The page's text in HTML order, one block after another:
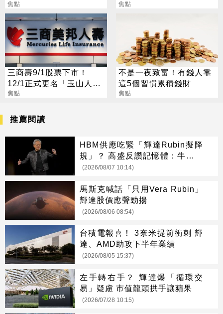
賺到翻
焦點 焦點
三商壽9/1股票下市！
12/1正式更名「玉山人
壽」
焦點
不是一夜致富！有錢人靠
這5個習慣累積錢財
焦點
推薦閱讀
HBM供應吃緊「輝達Rubin擬降
規」？ 高盛反讚記憶體：牛市才
開始
(2026/08/07 10:14)
馬斯克喊話「只用Vera Rubin」
輝達股價應聲勁揚
(2026/08/06 08:54)
台積電報喜！ 3奈米提前衝刺 輝
達、AMD助攻下半年業績
(2026/08/05 15:37)
左手轉右手？ 輝達爆「循環交
易」疑慮 市值龍頭拱手讓蘋果
(2026/07/28 10:15)